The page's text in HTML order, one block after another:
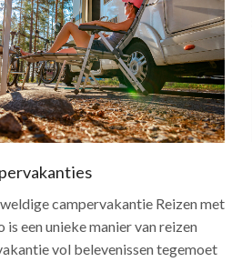
campervakantie Reizen met
is een unieke manier van reizen
vol belevenissen tegemoet